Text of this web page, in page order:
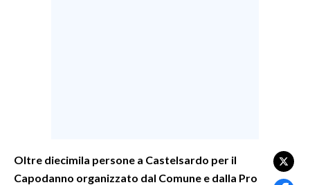
SALUTE
Oltre diecimila persone a Castelsardo per il
Capodanno organizzato dal Comune e dalla Pro